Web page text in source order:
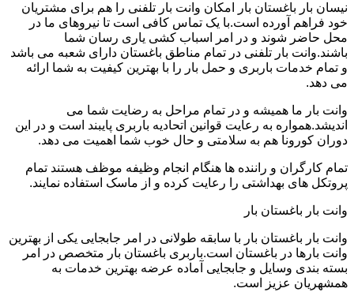
نیسان بار باغستان بار امکان وانت بار تلفنی را هم برای مشتریان
خود فراهم آورده است.با یک تماس کافی است تا نیروهای ما در
محل حاضر شوند و در امر اسباب کشی یاری رسان شما
باشند.وانت بار تلفنی در تمام مناطق باغستان دارای شعبه می باشد
و تمام خدمات باربری و حمل بار را با بهترین کیفیت به شما ارائه
می دهد.
وانت بار ما همیشه و در تمام مراحل به رضایت شما می
اندیشد.همواره به رعایت قوانین اتحادیه باربری پایبند است و در این
دوران کورونا هم به سلامتی و حال خوب شما اهمیت می دهد.
تمام کارگران و راننده ها هنگام انجام وظیفه موظف هستند تمام
پروتکل های بهداشتی را رعایت کرده و از ماسک استفاده نمایند.
وانت بار باغستان بار
وانت بار باغستان بار با سابقه طولانی در امر جابجایی یکی از بهترین
وانت بارها در باغستان است.باربری باغستان بار متخصص در امر
بسته بندی وسایل و جابجایی آماده عرضه بهترین خدمات به
همشهریان عزیز است.